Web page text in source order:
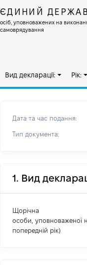
ЄДИНИЙ
осіб, уповноважених на
самоврядування
Вид декларації: Рік:
Дата та час подання:
Тип документа:
1. Вид
Щорічна
особи, уповноваженої
попередній рік)